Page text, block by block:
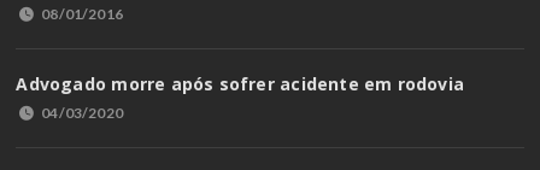
08/01/2016
Advogado morre após sofrer acidente em rodovia
04/03/2020